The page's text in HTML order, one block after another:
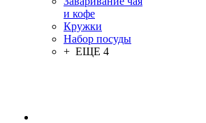
и кофе
Кружки
Набор посуды
+ ЕЩЕ 4